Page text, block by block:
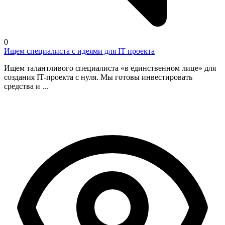
0
Ищем специалиста с идеями для IT проекта
Ищем талантливого специалиста «в единственном лице» для
создания IT-проекта с нуля. Мы готовы инвестировать
средства и ...